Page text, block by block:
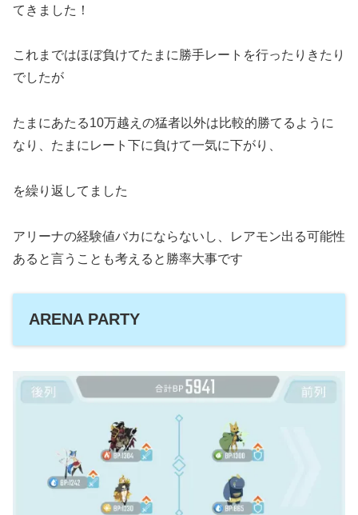
てきました！
これまではほぼ負けてたまに勝手レートを行ったりきたり
でしたが
たまにあたる10万越えの猛者以外は比較的勝てるように
なり、たまにレート下に負けて一気に下がり、
を繰り返してました
アリーナの経験値バカにならないし、レアモン出る可能性
あると言うことも考えると勝率大事です
ARENA PARTY